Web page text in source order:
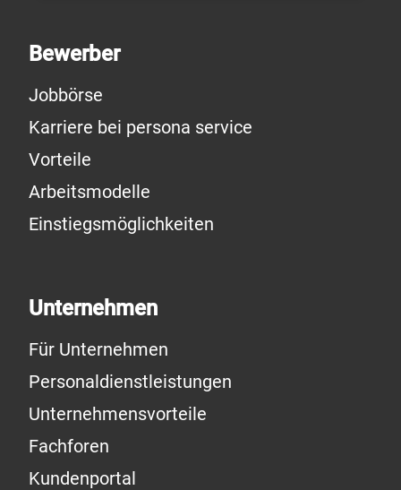
Bewerber
Jobbörse
Karriere bei persona service
Vorteile
Arbeitsmodelle
Einstiegsmöglichkeiten
Unternehmen
Für Unternehmen
Personaldienstleistungen
Unternehmensvorteile
Fachforen
Kundenportal